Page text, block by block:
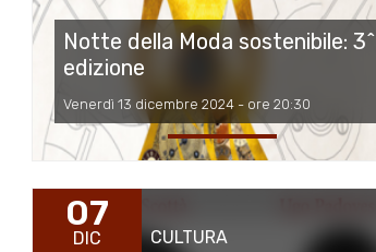
Notte della Moda sostenibile: 3^
edizione
Venerdì 13 dicembre 2024 - ore 20:30
07
DIC
CULTURA